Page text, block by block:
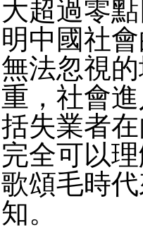
大超過零
明中國社
無法忽視
重，社會
括失業者
完全可以
歌頌毛時
知。